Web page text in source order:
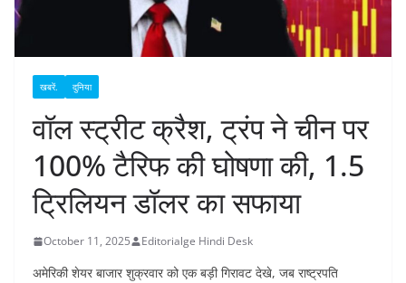
खबरें. दुनिया
वॉल स्ट्रीट क्रैश, ट्रंप ने चीन पर
100% टैरिफ की घोषणा की, 1.5
ट्रिलियन डॉलर का सफाया
October 11, 2025 Editorialge Hindi Desk
अमेरिकी शेयर बाजार शुक्रवार को एक बड़ी गिरावट देखे, जब राष्ट्रपति